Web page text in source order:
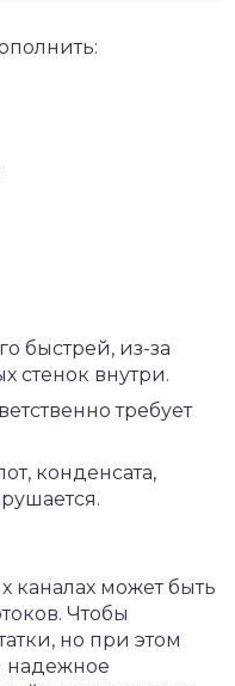
быстрей, из-за
стенок внутри.
требует
конденсата,
каналах может быть
Чтобы
но при этом
надежное